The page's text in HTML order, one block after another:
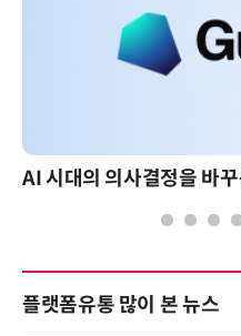
플랫폼유통 많이 본 뉴스